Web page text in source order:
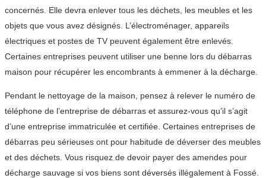
concernés. Elle devra enlever tous les déchets, les meubles et les
objets que vous avez désignés. L’électroménager, appareils
électriques et postes de TV peuvent également être enlevés.
Certaines entreprises peuvent utiliser une benne lors du débarras
maison pour récupérer les encombrants à emmener à la décharge.
Pendant le nettoyage de la maison, pensez à relever le numéro de
téléphone de l’entreprise de débarras et assurez-vous qu’il s’agit
d’une entreprise immatriculée et certifiée. Certaines entreprises de
débarras peu sérieuses ont pour habitude de déverser des meubles
et des déchets. Vous risquez de devoir payer des amendes pour
décharge sauvage si vos biens sont déversés illégalement à Fossé.